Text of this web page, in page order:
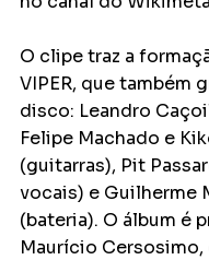
O clipe traz a
VIPER, que também
disco: Leandro
Felipe Machado e
(guitarras), Pit
vocais) e Guilherme
(bateria). O álbum é
Maurício Cersosimo,